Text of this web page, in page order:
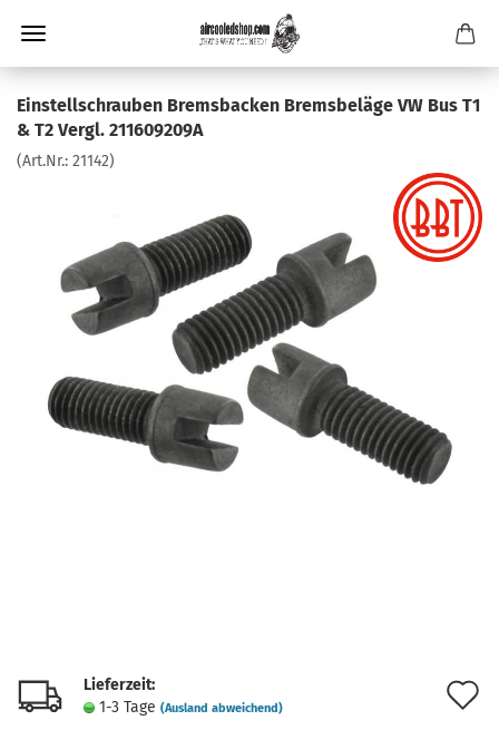
Einstellschrauben Bremsbacken Bremsbeläge VW Bus T1
& T2 Vergl. 211609209A
(Art.Nr.: 21142)
Lieferzeit:
1-3 Tage (Ausland abweichend)